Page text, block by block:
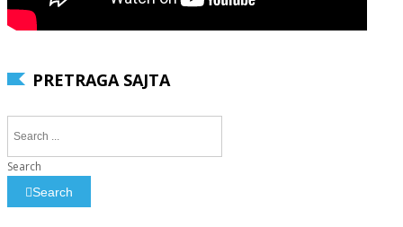
PRETRAGA SAJTA
Search
Search